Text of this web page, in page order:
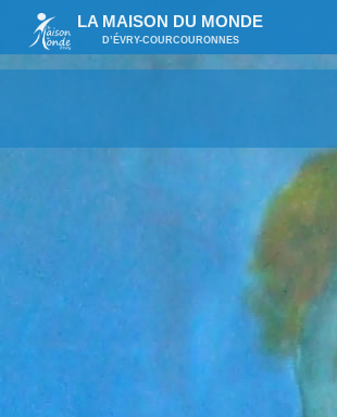
LA MAISON DU MONDE
D’ÉVRY-COURCOURONNES